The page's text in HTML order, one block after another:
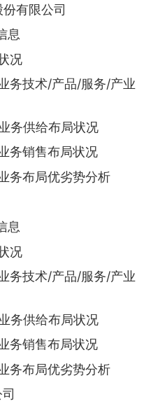
有限公司
息
况
务技术/产品/服务/产业
务供给布局状况
务销售布局状况
务布局优劣势分析
息
况
务技术/产品/服务/产业
务供给布局状况
务销售布局状况
务布局优劣势分析